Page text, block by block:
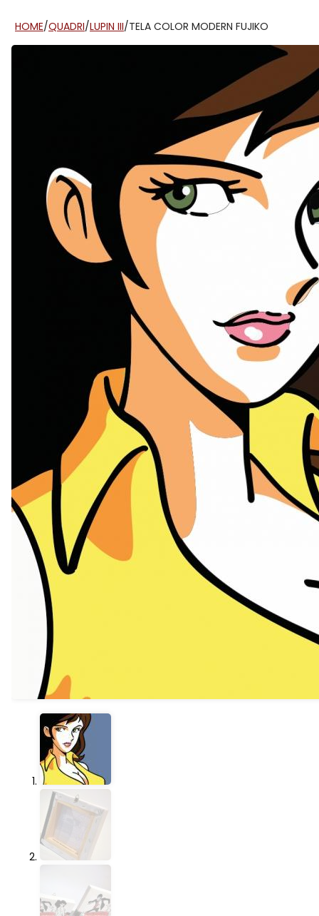
HOME/QUADRI/LUPIN III/TELA COLOR MODERN FUJIKO